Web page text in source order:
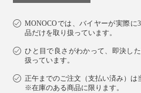
MONOCOでは、バイヤーが実際
品だけを取り扱っています。
ひと目で良さがわかって、即決した
扱っています。
正午までのご注文（支払い済み）は
※在庫のある商品に限ります。